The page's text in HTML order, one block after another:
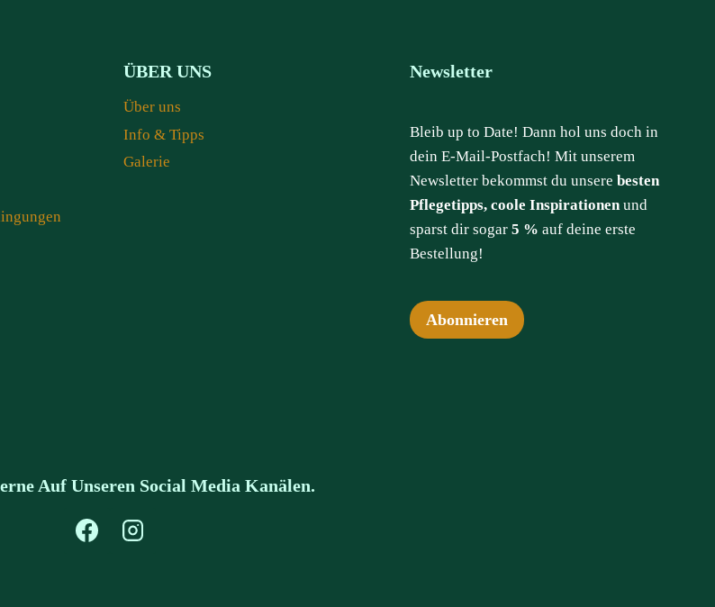
ÜBER UNS
Über uns
Info & Tipps
Galerie
Newsletter
Bleib up to Date! Dann hol uns doch in
dein E-Mail-Postfach! Mit unserem
Newsletter bekommst du unsere besten
Pflegetipps, coole Inspirationen und
sparst dir sogar 5 % auf deine erste
Bestellung!
Abonnieren
Auf Unseren Social Media Kanälen.